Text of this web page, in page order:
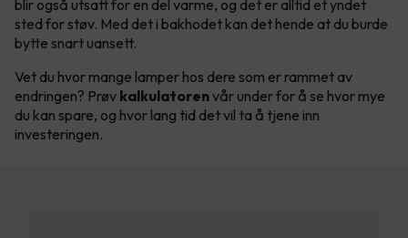
blir også utsatt for en del varme, og det er alltid et yndet
sted for støv. Med det i bakhodet kan det hende at du burde
bytte snart uansett.
Vet du hvor mange lamper hos dere som er rammet av
endringen? Prøv kalkulatorenvår under for å se hvor mye
du kan spare, og hvor lang tid det vil ta å tjene inn
investeringen.